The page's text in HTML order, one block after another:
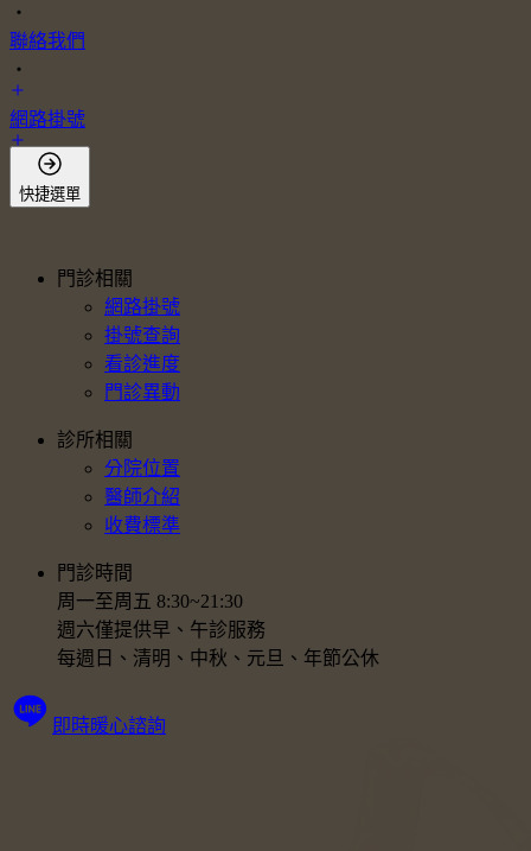
・
聯絡我們
・
網路掛號
會員登入
快捷選單
門診相關
網路掛號
掛號查詢
看診進度
門診異動
診所相關
分院位置
醫師介紹
收費標準
門診時間
周一至周五 8:30~21:30
週六僅提供早、午診服務
每週日、清明、中秋、元旦、年節公休
即時暖心諮詢